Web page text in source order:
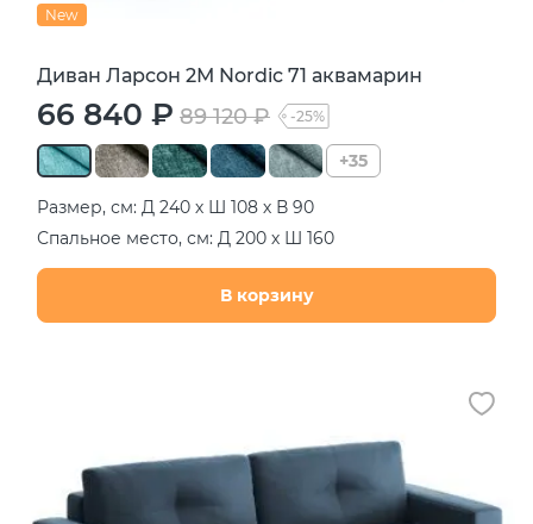
New
Диван Ларсон 2М Nordic 71 аквамарин
66 840 ₽ 89 120 ₽ -25%
+35
Размер, см: Д 240 х Ш 108 х В 90
Спальное место, см: Д 200 х Ш 160
В корзину